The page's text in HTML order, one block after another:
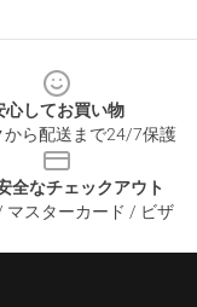
心してお買い物
から配送まで24/7保護
全なチェックアウト
マスターカード / ビザ